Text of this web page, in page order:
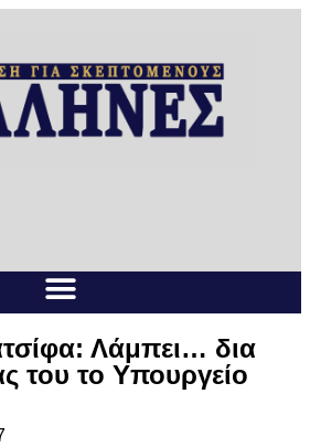
Λάμπει… δια
του το Υπουργείο